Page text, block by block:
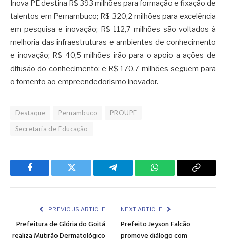
Inova PE destina R$ 393 milhões para formação e fixação de
talentos em Pernambuco; R$ 320,2 milhões para excelência
em pesquisa e inovação; R$ 112,7 milhões são voltados à
melhoria das infraestruturas e ambientes de conhecimento
e inovação; R$ 40,5 milhões irão para o apoio a ações de
difusão do conhecimento; e R$ 170,7 milhões seguem para
o fomento ao empreendedorismo inovador.
Destaque Pernambuco
PROUPE
Secretaria de Educação
Facebook Twitter Telegram WhatsApp Copy
PREVIOUS ARTICLE
Prefeitura de Glória do Goitá
realiza Mutirão Dermatológico
NEXT ARTICLE
Prefeito Jeyson Falcão
promove diálogo com